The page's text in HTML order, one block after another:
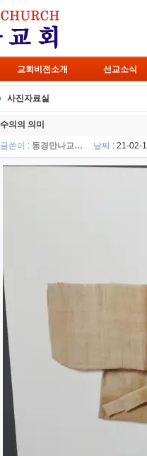
교회비젼소개 선교소식
사진자료실
수의의 의미
글쓴이 : 동경만나교… 날짜: 21-